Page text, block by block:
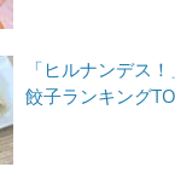
「ヒルナンデス
餃子ランキング